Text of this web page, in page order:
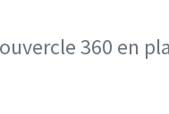
360 en